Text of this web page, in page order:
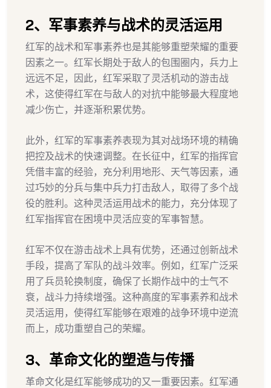
2、军事素养与战术的灵活运用
红军的战术和军事素养也是其能够重塑荣耀的重要
因素之一。红军长期处于敌人的包围圈内，兵力上
远远不足，因此，红军采取了灵活机动的游击战
术，这使得红军在与敌人的对抗中能够最大程度地
减少伤亡，并逐渐积累优势。
此外，红军的军事素养表现为其对战场环境的精确
把控及战术的快速调整。在长征中，红军的指挥官
凭借丰富的经验，充分利用地形、天气等因素，通
过巧妙的分兵与集中兵力打击敌人，取得了多个战
役的胜利。这种灵活运用战术的能力，充分体现了
红军指挥官在困境中灵活应变的军事智慧。
红军不仅在游击战术上具有优势，还通过创新战术
手段，提高了军队的战斗效率。例如，红军广泛采
用了兵员轮换制度，确保了长期作战中的士气不
衰，战斗力持续增强。这种高度的军事素养和战术
灵活运用，使得红军能够在艰难的战争环境中逆流
而上，成功重塑自己的荣耀。
3、革命文化的塑造与传播
革命文化是红军能够成功的又一重要因素。红军通